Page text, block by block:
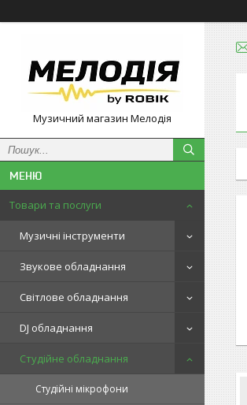
Музичний магазин Мелодія
Товари та послуги
Музичні інструменти
Звукове обладнання
Світлове обладнання
DJ обладнання
Студійне обладнання
Студійні мікрофони